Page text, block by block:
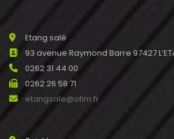
Etang salé
93 avenue Raymond Barre 97427
0262 31 44 00
0262 26 58 71
etangsale@ofim.fr